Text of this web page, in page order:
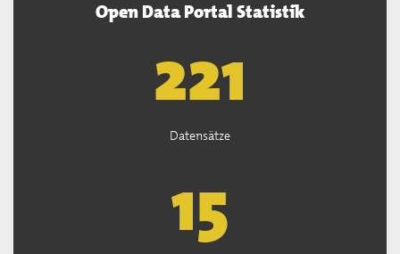
Open Data Portal Statistik
222
Datensätze
15